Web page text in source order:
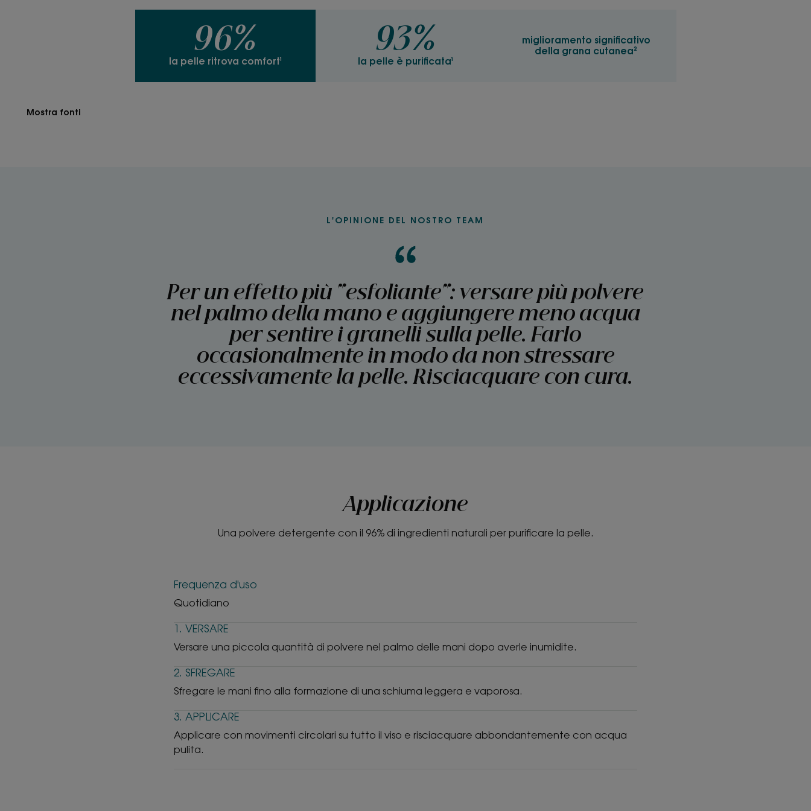
Benefici della consistenza
96%
la pelle ritrova comfort¹
93%
la pelle è purificata¹
miglioramento significativo
della grana cutanea²
Mostra fonti
L'OPINIONE DEL NOSTRO TEAM
Per un effetto più "esfoliante": versare più polvere
nel palmo della mano e aggiungere meno acqua
per sentire i granelli sulla pelle. Farlo
occasionalmente in modo da non stressare
eccessivamente la pelle. Risciacquare con cura.
Applicazione
Una polvere detergente con il 96% di ingredienti naturali per purificare la pelle.
Frequenza d'uso
Quotidiano
1. VERSARE
Versare una piccola quantità di polvere nel palmo delle mani dopo averle inumidite.
2. SFREGARE
Sfregare le mani fino alla formazione di una schiuma leggera e vaporosa.
3. APPLICARE
Applicare con movimenti circolari su tutto il viso e risciacquare abbondantemente con acqua
pulita.